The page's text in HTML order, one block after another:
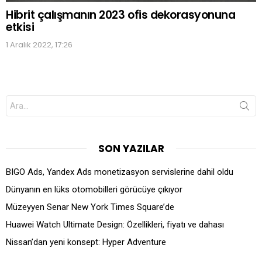
Hibrit çalışmanın 2023 ofis dekorasyonuna
etkisi
1 Aralık 2022, 17:26
Search
for:
SON YAZILAR
BIGO Ads, Yandex Ads monetizasyon servislerine dahil oldu
Dünyanın en lüks otomobilleri görücüye çıkıyor
Müzeyyen Senar New York Times Square’de
Huawei Watch Ultimate Design: Özellikleri, fiyatı ve dahası
Nissan’dan yeni konsept: Hyper Adventure